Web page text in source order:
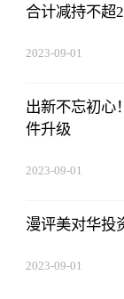
合计减持不超
2023-09-01
出新不忘初心
件升级
2023-09-01
漫评美对华投
2023-09-01